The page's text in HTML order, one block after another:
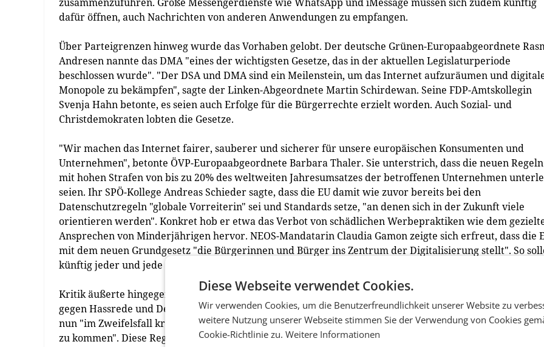
dafür öffnen, auch Nachrichten von anderen Anwendungen zu empfangen.
Über Parteigrenzen hinweg wurde das Vorhaben gelobt. Der deutsche Grünen-Europaabgeordnete
Andresen nannte das DMA "eines der wichtigsten Gesetze, das in der aktuellen Legislaturperiode
beschlossen wurde". "Der DSA und DMA sind ein Meilenstein, um das Internet aufzuräumen und
Monopole zu bekämpfen", sagte der Linken-Abgeordnete Martin Schirdewan. Seine FDP-Amtskollegin
Svenja Hahn betonte, es seien auch Erfolge für die Bürgerrechte erzielt worden. Auch Sozial- und
Christdemokraten lobten die Gesetze.
"Wir machen das Internet fairer, sauberer und sicherer für unsere europäischen Konsumenten und
Unternehmen", betonte ÖVP-Europaabgeordnete Barbara Thaler. Sie unterstrich, dass die neuen Regeln
mit hohen Strafen von bis zu 20% des weltweiten Jahresumsatzes der betroffenen Unternehmen
seien. Ihr SPÖ-Kollege Andreas Schieder sagte, dass die EU damit wie zuvor bereits bei den
Datenschutzregeln "globale Vorreiterin" sei und Standards setze, "an denen sich in der Zukunft viele
orientieren werden". Konkret hob er etwa das Verbot von schädlichen Werbepraktiken wie dem
Ansprechen von Minderjährigen hervor. NEOS-Mandatarin Claudia Gamon zeigte sich erfreut, dass die
mit dem neuen Grundgesetz "die Bürgerinnen und Bürger ins Zentrum der Digitalisierung stellt". So
künftig jeder und jede die Möglichkeit haben, Datensammeln für persönliche Werbung abzulehnen.
Kritik äußerte hingegen der FPÖ-Europaabgeordnete Roman Haider. Er bezeichnete die Maßnahmen
gegen Hassrede und Desinformation als "Zensurbestimmungen" und befürchtet, dass
nun "im Zweifelsfall kritische Meinungen eher löschen" werden, "um nicht mit dieser Regelung in
zu kommen". Diese Regelungen würden positive Seiten des DSA leider in den Schatten stellen, so Haider.
Diese Webseite verwendet Cookies.
Wir verwenden Cookies, um die Benutzerfreundlichkeit unserer Website zu
weitere Nutzung unserer Webseite stimmen Sie der Verwendung von Cookies
Cookie-Richtlinie zu. Weitere Informationen